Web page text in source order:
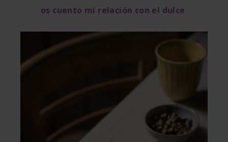
os cuento mi relación con el dulce.